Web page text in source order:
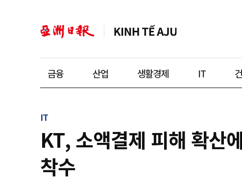
금융 산업 생활경제 IT
IT
KT, 소액결제 피해 확산
착수